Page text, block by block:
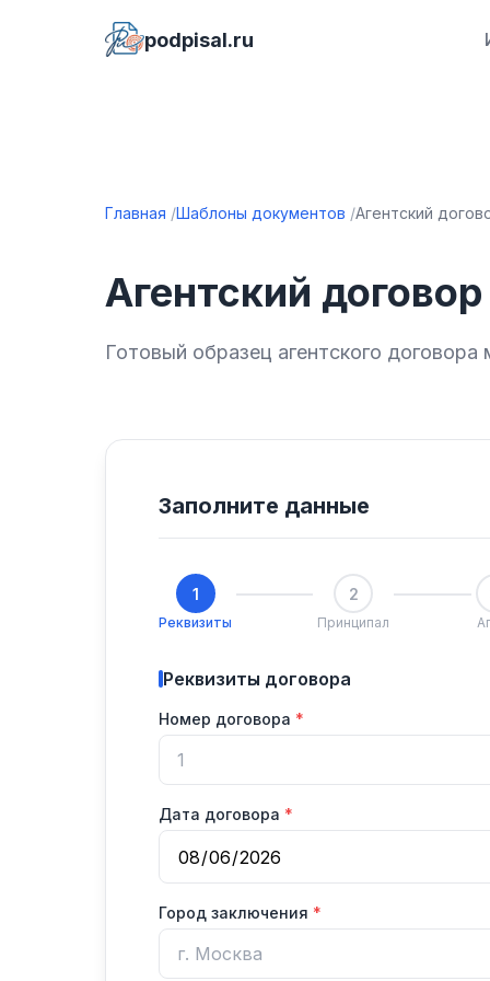
podpisal.ru
Главная Шаблоны документов Агентский
Агентский
Готовый образец агентского
Заполните данные
1
Реквизиты
2
Принципал
Реквизиты договора
Номер договора
Дата договора
Город заключения